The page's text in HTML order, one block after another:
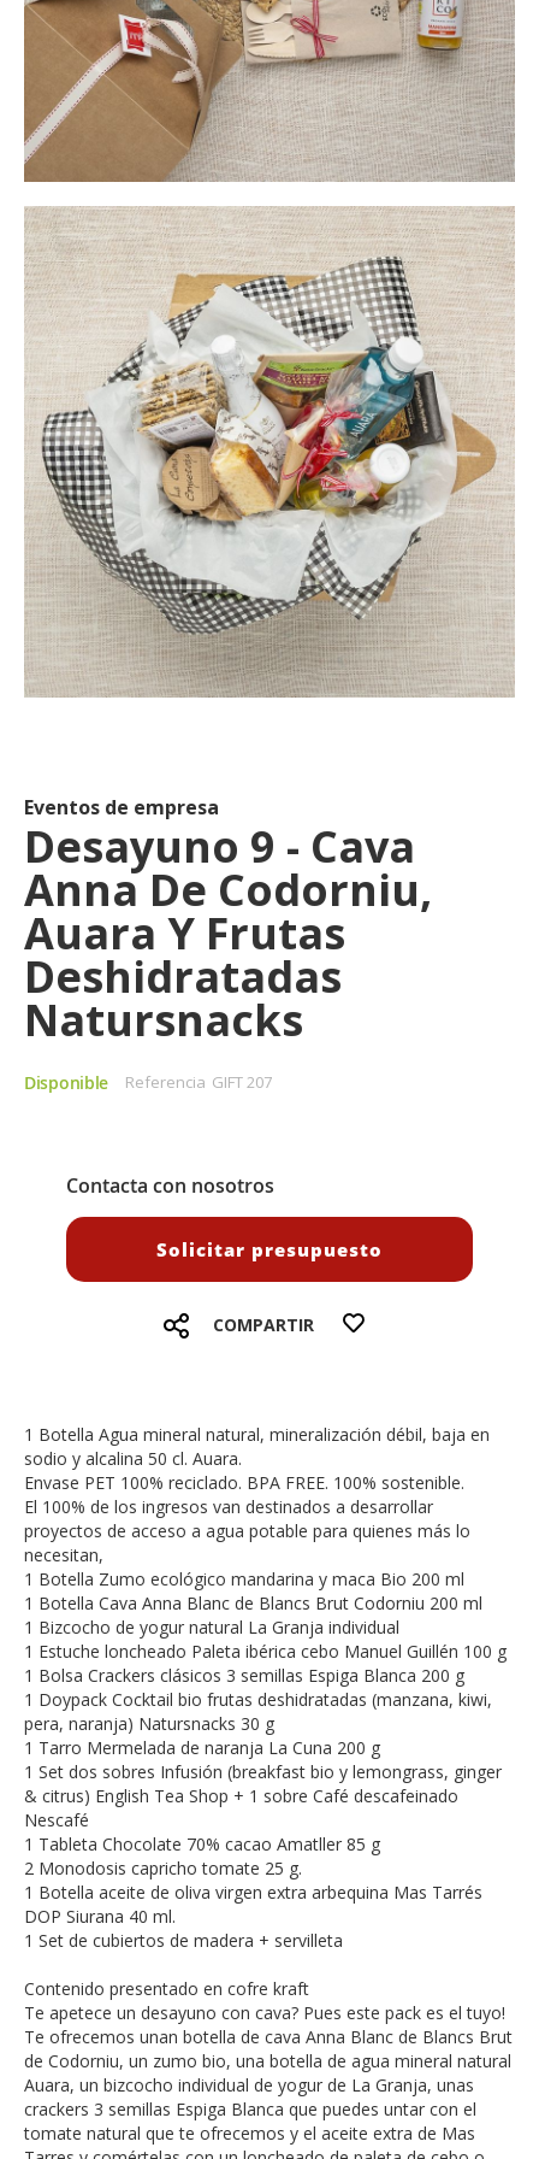
de
la
galería
de
imágenes
Eventos de empresa
Desayuno 9 - Cava
Anna De Codorniu,
Auara Y Frutas
Deshidratadas
Natursnacks
Disponible Referencia GIFT 207
Contacta con nosotros
Solicitar presupuesto
COMPARTIR
1 Botella Agua mineral natural, mineralización débil, baja en
sodio y alcalina 50 cl. Auara.
Envase PET 100% reciclado. BPA FREE. 100% sostenible.
El 100% de los ingresos van destinados a desarrollar
proyectos de acceso a agua potable para quienes más lo
necesitan,
1 Botella Zumo ecológico mandarina y maca Bio 200 ml
1 Botella Cava Anna Blanc de Blancs Brut Codorniu 200 ml
1 Bizcocho de yogur natural La Granja individual
1 Estuche loncheado Paleta ibérica cebo Manuel Guillén 100 g
1 Bolsa Crackers clásicos 3 semillas Espiga Blanca 200 g
1 Doypack Cocktail bio frutas deshidratadas (manzana, kiwi,
pera, naranja) Natursnacks 30 g
1 Tarro Mermelada de naranja La Cuna 200 g
1 Set dos sobres Infusión (breakfast bio y lemongrass, ginger
& citrus) English Tea Shop + 1 sobre Café descafeinado
Nescafé
1 Tableta Chocolate 70% cacao Amatller 85 g
2 Monodosis capricho tomate 25 g.
1 Botella aceite de oliva virgen extra arbequina Mas Tarrés
DOP Siurana 40 ml.
1 Set de cubiertos de madera + servilleta
Contenido presentado en cofre kraft
Te apetece un desayuno con cava? Pues este pack es el tuyo!
Te ofrecemos unan botella de cava Anna Blanc de Blancs Brut
de Codorniu, un zumo bio, una botella de agua mineral natural
Auara, un bizcocho individual de yogur de La Granja, unas
crackers 3 semillas Espiga Blanca que puedes untar con el
tomate natural que te ofrecemos y el aceite extra de Mas